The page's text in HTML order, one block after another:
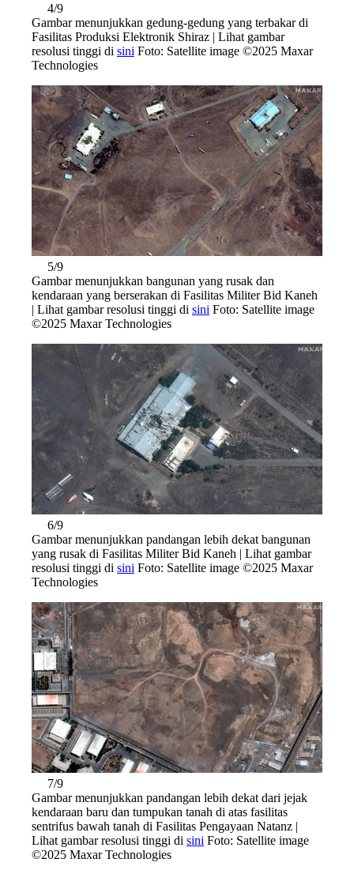
4/9
Gambar menunjukkan gedung-gedung yang terbakar di
Fasilitas Produksi Elektronik Shiraz | Lihat gambar
resolusi tinggi di sini Foto: Satellite image ©2025 Maxar
Technologies
5/9
Gambar menunjukkan bangunan yang rusak dan
kendaraan yang berserakan di Fasilitas Militer Bid Kaneh
| Lihat gambar resolusi tinggi di sini Foto: Satellite image
©2025 Maxar Technologies
6/9
Gambar menunjukkan pandangan lebih dekat bangunan
yang rusak di Fasilitas Militer Bid Kaneh | Lihat gambar
resolusi tinggi di sini Foto: Satellite image ©2025 Maxar
Technologies
7/9
Gambar menunjukkan pandangan lebih dekat dari jejak
kendaraan baru dan tumpukan tanah di atas fasilitas
sentrifus bawah tanah di Fasilitas Pengayaan Natanz |
Lihat gambar resolusi tinggi di sini Foto: Satellite image
©2025 Maxar Technologies